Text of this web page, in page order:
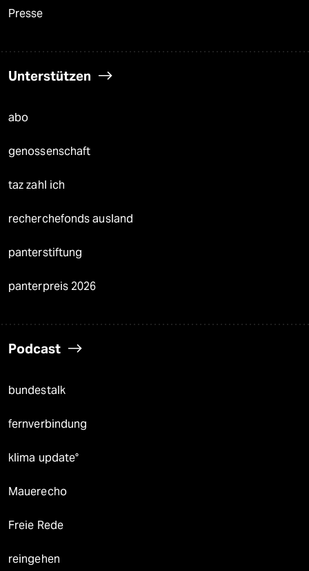
Presse
Unterstützen
abo
genossenschaft
taz zahl ich
recherchefonds ausland
panterstiftung
panterpreis 2026
Podcast
bundestalk
fernverbindung
klima update°
Mauerecho
Freie Rede
reingehen